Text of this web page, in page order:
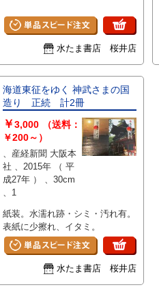
水たま書店 桜井店
海道東征をゆく 神武さまの国
造り 正続 計2冊
￥3,000
（送料：
￥200～）
、産経新聞 大阪本
社 、2015年 （ 平
成27年 ） 、30cm
、1
紙装。水濡れ跡・シミ・汚れ有。
表紙に少擦れ、イタミ。
水たま書店 桜井店